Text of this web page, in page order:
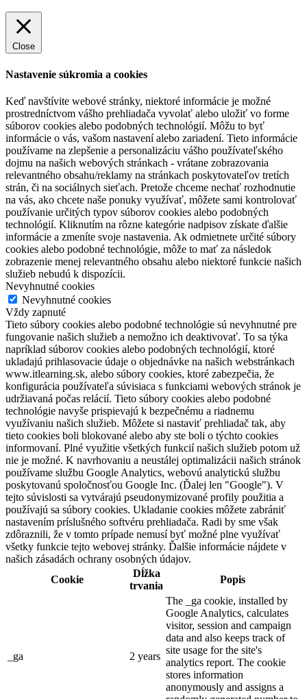
Close
Nastavenie súkromia a cookies
Keď navštívite webové stránky, niektoré informácie je možné
prostredníctvom vášho prehliadača vyvolať alebo uložiť vo forme
súborov cookies alebo podobných technológií. Môžu to byť
informácie o vás, vašom nastavení alebo zariadení. Tieto informácie
používame na zlepšenie a personalizáciu vášho používateľského
dojmu na našich webových stránkach - vrátane zobrazovania
relevantného obsahu/reklamy na stránkach poskytovateľov tretích
strán, či na sociálnych sieťach. Pretože chceme nechať rozhodnutie
na vás, ako chcete naše ponuky využívať, môžete sami kontrolovať
používanie určitých typov súborov cookies alebo podobných
technológií. Kliknutím na rôzne kategórie nadpisov získate ďalšie
informácie a zmeníte svoje nastavenia. Ak odmietnete určité súbory
cookies alebo podobné technológie, môže to mať za následok
zobrazenie menej relevantného obsahu alebo niektoré funkcie našich
služieb nebudú k dispozícii.
Nevyhnutné cookies
Nevyhnutné cookies
Vždy zapnuté
Tieto súbory cookies alebo podobné technológie sú nevyhnutné pre
fungovanie našich služieb a nemožno ich deaktivovať. To sa týka
napríklad súborov cookies alebo podobných technológií, ktoré
ukladajú prihlasovacie údaje o objednávke na našich webstránkach
www.itlearning.sk, alebo súbory cookies, ktoré zabezpečia, že
konfigurácia používateľa súvisiaca s funkciami webových stránok je
udržiavaná počas relácií. Tieto súbory cookies alebo podobné
technológie navyše prispievajú k bezpečnému a riadnemu
využívaniu našich služieb. Môžete si nastaviť prehliadač tak, aby
tieto cookies boli blokované alebo aby ste boli o týchto cookies
informovaní. Plné využitie všetkých funkcií našich služieb potom už
nie je možné. K navrhovaniu a neustálej optimalizácii našich stránok
používame službu Google Analytics, webovú analytickú službu
poskytovanú spoločnosťou Google Inc. (Ďalej len "Google"). V
tejto súvislosti sa vytvárajú pseudonymizované profily použitia a
používajú sa súbory cookies. Ukladanie cookies môžete zabrániť
nastavením príslušného softvéru prehliadača. Radi by sme však
zdôraznili, že v tomto prípade nemusí byť možné plne využívať
všetky funkcie tejto webovej stránky. Ďalšie informácie nájdete v
našich zásadách ochrany osobných údajov.
Cookie
Dĺžka
trvania
Popis
_ga 2 years
The _ga cookie, installed by
Google Analytics, calculates
visitor, session and campaign
data and also keeps track of
site usage for the site's
analytics report. The cookie
stores information
anonymously and assigns a